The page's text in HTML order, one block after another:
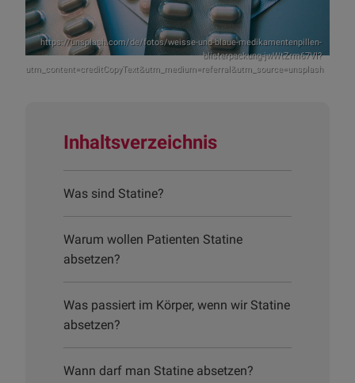
https://unsplash.com/de/fotos/weisse-und-blaue-medikamentenpillen-
blisterpackung-jwWtZrm67VI?
utm_content=creditCopyText&utm_medium=referral&utm_source=unsplash
Inhaltsverzeichnis
Was sind Statine?
Warum wollen Patienten Statine
absetzen?
Was passiert im Körper, wenn wir Statine
absetzen?
Wann darf man Statine absetzen?